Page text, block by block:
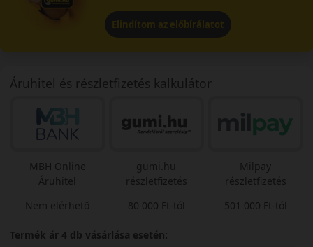
Elindítom az előbírálatot
Áruhitel és részletfizetés kalkulátor
MBH Online
Áruhitel
Nem elérhető
gumi.hu
részletfizetés
80 000 Ft-tól
Milpay
részletfizetés
501 000 Ft-tól
Termék ár 4 db vásárlása esetén: